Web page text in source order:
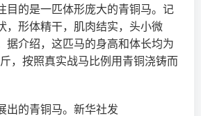
目的是一匹体形庞大的青铜马。记
，形体精干，肌肉结实，头小微
据介绍，这匹马的身高和体长均为
，按照真实战马比例用青铜浇铸而
出的青铜马。新华社发